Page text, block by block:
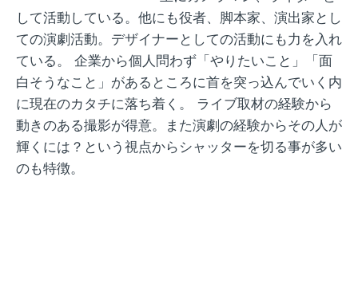
して活動している。他にも役者、脚本家、演出家とし
ての演劇活動。デザイナーとしての活動にも力を入れ
ている。 企業から個人問わず「やりたいこと」「面
白そうなこと」があるところに首を突っ込んでいく内
に現在のカタチに落ち着く。 ライブ取材の経験から
動きのある撮影が得意。また演劇の経験からその人が
輝くには？という視点からシャッターを切る事が多い
のも特徴。